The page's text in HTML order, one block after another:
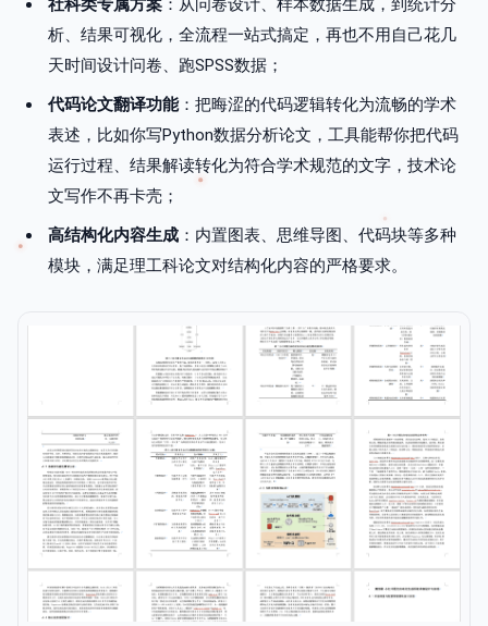
社科类专属方案 ：从问卷设计、样本数据生成，到统计分
析、结果可视化，全流程一站式搞定，再也不用自己花几
天时间设计问卷、跑SPSS数据；
代码论文翻译功能：把晦涩的代码逻辑转化为流畅的学术
表述，比如你写Python数据分析论文，工具能帮你把代码
运行过程、结果解读转化为符合学术规范的文字，技术论
文写作不再卡壳；
高结构化内容生成 ：内置图表、思维导图、代码块等多种
模块，满足理工科论文对结构化内容的严格要求。